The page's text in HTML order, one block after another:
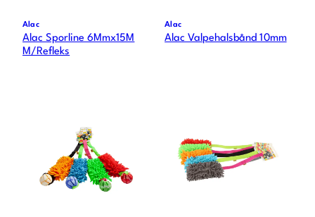
Alac
Alac Sporline 6Mmx15M
M/Refleks
Alac
Alac Valpehalsbånd 10mm